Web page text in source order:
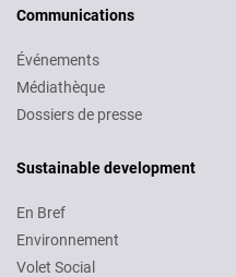
Communications
Événements
Médiathèque
Dossiers de presse
Sustainable development
En Bref
Environnement
Volet Social